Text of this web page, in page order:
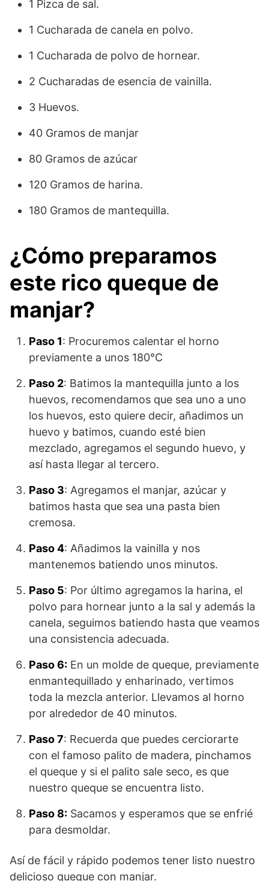
1 Pizca de sal.
1 Cucharada de canela en polvo.
1 Cucharada de polvo de hornear.
2 Cucharadas de esencia de vainilla.
3 Huevos.
40 Gramos de manjar
80 Gramos de azúcar
120 Gramos de harina.
180 Gramos de mantequilla.
¿Cómo preparamos
este rico queque de
manjar?
Paso 1: Procuremos calentar el horno
previamente a unos 180°C
Paso 2: Batimos la mantequilla junto a los
huevos, recomendamos que sea uno a uno
los huevos, esto quiere decir, añadimos un
huevo y batimos, cuando esté bien
mezclado, agregamos el segundo huevo, y
así hasta llegar al tercero.
Paso 3: Agregamos el manjar, azúcar y
batimos hasta que sea una pasta bien
cremosa.
Paso 4: Añadimos la vainilla y nos
mantenemos batiendo unos minutos.
Paso 5: Por último agregamos la harina, el
polvo para hornear junto a la sal y además la
canela, seguimos batiendo hasta que veamos
una consistencia adecuada.
Paso 6: En un molde de queque, previamente
enmantequillado y enharinado, vertimos
toda la mezcla anterior. Llevamos al horno
por alrededor de 40 minutos.
Paso 7: Recuerda que puedes cerciorarte
con el famoso palito de madera, pinchamos
el queque y si el palito sale seco, es que
nuestro queque se encuentra listo.
Paso 8: Sacamos y esperamos que se enfrié
para desmoldar.
Así de fácil y rápido podemos tener listo nuestro
delicioso queque con manjar.